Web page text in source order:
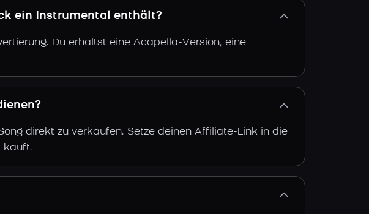
ein Instrumental enthält?
Du erhältst eine Acapella-Version, eine
direkt zu verkaufen. Setze deinen Affiliate-Link in die
kauft.